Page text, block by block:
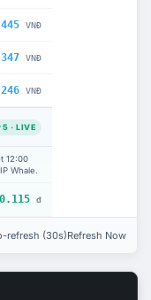
VNĐ
VNĐ
VNĐ
5 · LIVE
12:00
Whale.
đ
refresh (30s)Refresh Now